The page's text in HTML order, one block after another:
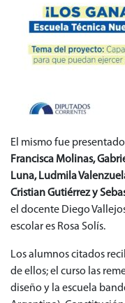
El mismo fue
Francisca Molinas,
Luna, Ludmila
Cristian Gutiérrez y
el docente Diego
escolar es Rosa Solís.
Los alumnos citados
de ellos; el curso las
diseño y la escuela